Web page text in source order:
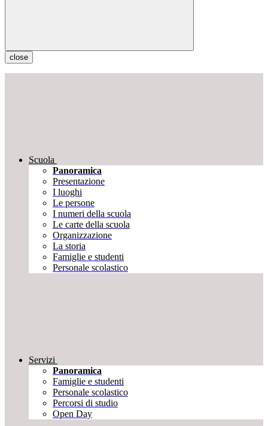
close
Scuola
Panoramica
Presentazione
I luoghi
Le persone
I numeri della scuola
Le carte della scuola
Organizzazione
La storia
Famiglie e studenti
Personale scolastico
Servizi
Panoramica
Famiglie e studenti
Personale scolastico
Percorsi di studio
Open Day